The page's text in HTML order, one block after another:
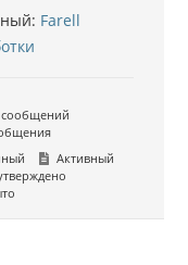
Farell
Активный